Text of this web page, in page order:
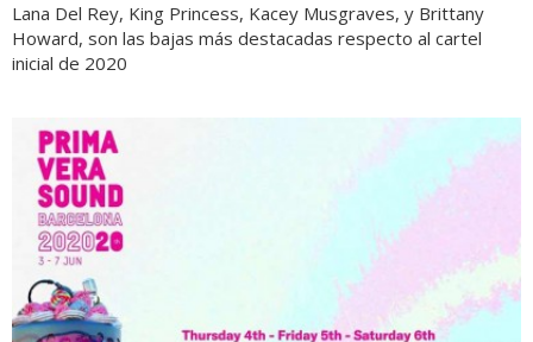
Lana Del Rey, King Princess, Kacey Musgraves, y Brittany
Howard, son las bajas más destacadas respecto al cartel
inicial de 2020